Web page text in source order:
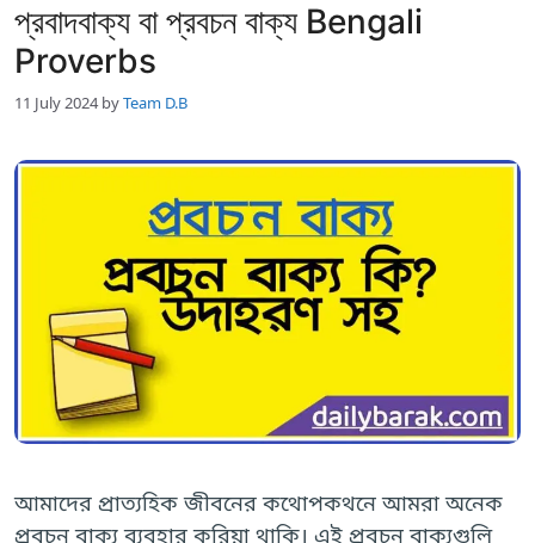
প্রবাদবাক্য বা প্রবচন বাক্য Bengali
Proverbs
11 July 2024 byTeam D.B
আমাদের প্রাত্যহিক জীবনের কথোপকথনে আমরা অনেক
প্রবচন বাক্য ব্যবহার করিয়া থাকি। এই প্রবচন বাক্যগুলি